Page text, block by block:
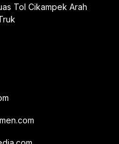
Tol Cikampek Arah